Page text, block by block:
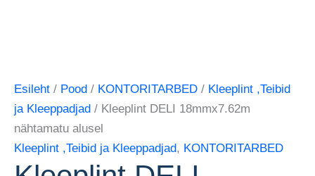
Esileht / Pood / KONTORITARBED / Kleeplint ,Teibid
ja Kleeppadjad / Kleeplint DELI 18mmx7.62m
nähtamatu alusel
Kleeplint ,Teibid ja Kleeppadjad, KONTORITARBED